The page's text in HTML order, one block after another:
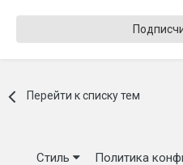
Перейти к списку тем
Стиль Политика